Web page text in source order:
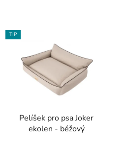
TIP
Pelíšek pro psa Joker
ekolen - béžový